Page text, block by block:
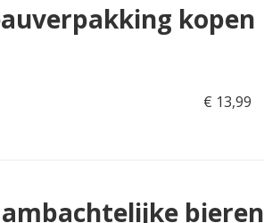
kopen
€ 13,99
bieren